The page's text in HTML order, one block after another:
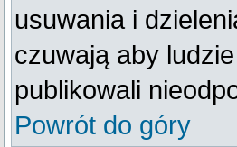
usuwania i
czuwają aby
publikowali
Powrót do góry